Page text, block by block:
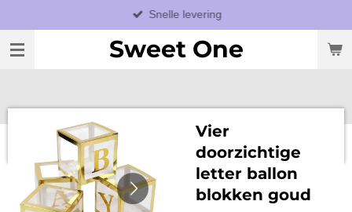
direct
naar
Sweet One
Snelle levering
Vier
doorzichtige
letter ballon
blokken goud